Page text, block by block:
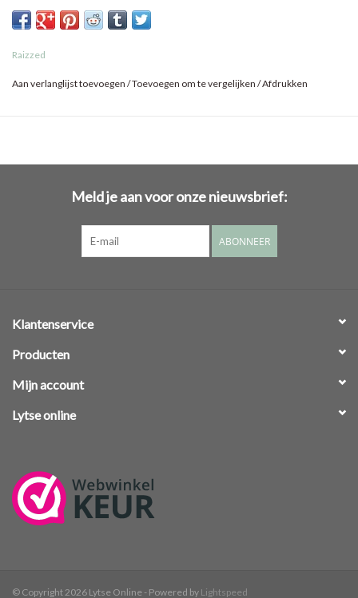
afwijken van de foto.
Raizzed
Aan verlanglijst toevoegen /Toevoegen om te vergelijken /Afdrukken
Meld je aan voor onze nieuwsbrief:
ABONNEER
Klantenservice
Producten
Mijn account
Lytse online
© Copyright 2026 Lytse Online - Powered by Lightspeed